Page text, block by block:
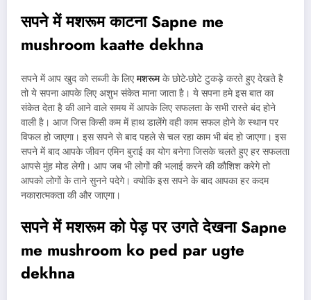
सपने में मशरूम काटनाSapne me
mushroom kaatte dekhna
सपने में आप खुद को सब्जी के लिए मशरूमके छोटे-छोटे टुकड़े करते हुए देखते है
तो ये सपना आपके लिए अशुभ संकेत माना जाता है। ये सपना हमे इस बात का
संकेत देता है की आने वाले समय में आपके लिए सफलता के सभी रास्ते बंद होने
वाली है। आज जिस किसी कम में हाथ डालेंगे वही काम सफल होने के स्थान पर
विफल हो जाएगा। इस सपने से बाद पहले से चल रहा काम भी बंद हो जाएगा। इस
सपने में बाद आपके जीवन एमिन बुराई का योग बनेगा जिसके चलते हुए हर सफलता
आपसे मुंह मोड लेगी। आप जब भी लोगों की भलाई करने की कौशिश करेगे तो
आपको लोगों के ताने सुनने पदेगे। क्योकि इस सपने के बाद आपका हर कदम
नकारात्मकता की और जाएगा।
सपने में मशरूम को पेड़ पर उगते देखनाSapne
me mushroom ko ped par ugte
dekhna